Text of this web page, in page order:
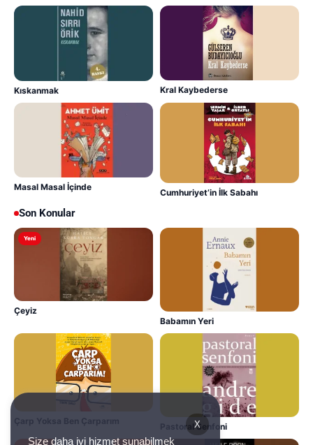
Kıskanmak Kral Kaybederse
Masal Masal İçinde
Cumhuriyet’in İlk Sabahı
Son Konular
Yeni
Çeyiz
Babamın Yeri
Çarp Yoksa Ben Çarparım
Pastoral Senfoni
X
Size daha iyi hizmet sunabilmek